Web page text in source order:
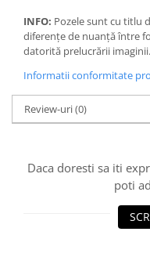
INFO: Pozele sunt cu titlu
diferențe de nuanță între
datorită prelucrării imaginii.
Informatii conformitate
Review-uri(0)
Daca doresti sa iti
poti